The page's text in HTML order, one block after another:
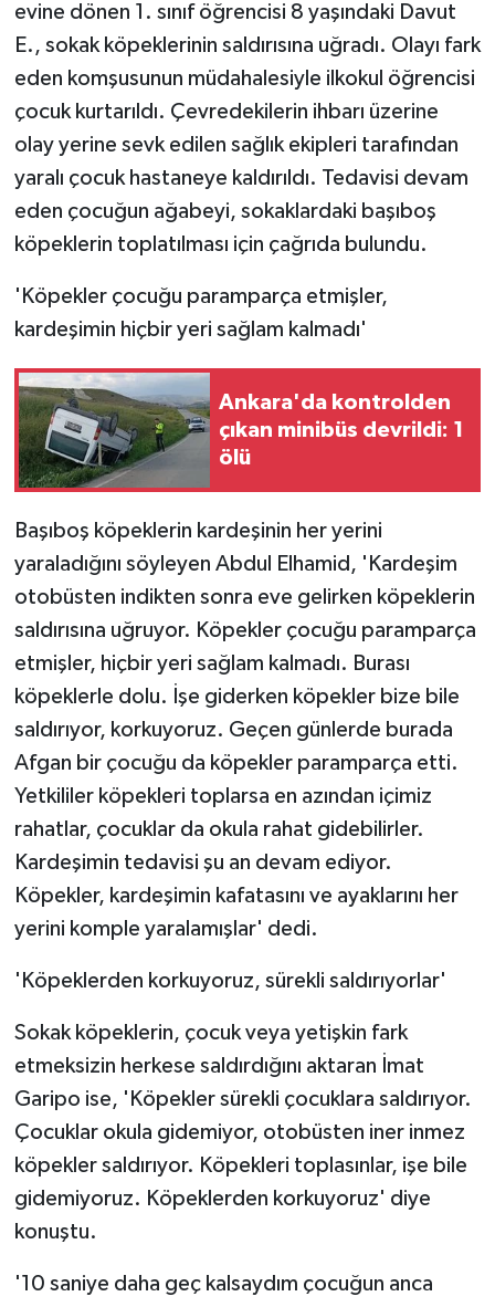
evine dönen 1. sınıf öğrencisi 8 yaşındaki Davut
E., sokak köpeklerinin saldırısına uğradı. Olayı fark
eden komşusunun müdahalesiyle ilkokul öğrencisi
çocuk kurtarıldı. Çevredekilerin ihbarı üzerine
olay yerine sevk edilen sağlık ekipleri tarafından
yaralı çocuk hastaneye kaldırıldı. Tedavisi devam
eden çocuğun ağabeyi, sokaklardaki başıboş
köpeklerin toplatılması için çağrıda bulundu.
'Köpekler çocuğu paramparça etmişler,
kardeşimin hiçbir yeri sağlam kalmadı'
Ankara'da kontrolden
çıkan minibüs devrildi: 1
ölü
Başıboş köpeklerin kardeşinin her yerini
yaraladığını söyleyen Abdul Elhamid, 'Kardeşim
otobüsten indikten sonra eve gelirken köpeklerin
saldırısına uğruyor. Köpekler çocuğu paramparça
etmişler, hiçbir yeri sağlam kalmadı. Burası
köpeklerle dolu. İşe giderken köpekler bize bile
saldırıyor, korkuyoruz. Geçen günlerde burada
Afgan bir çocuğu da köpekler paramparça etti.
Yetkililer köpekleri toplarsa en azından içimiz
rahatlar, çocuklar da okula rahat gidebilirler.
Kardeşimin tedavisi şu an devam ediyor.
Köpekler, kardeşimin kafatasını ve ayaklarını her
yerini komple yaralamışlar' dedi.
'Köpeklerden korkuyoruz, sürekli saldırıyorlar'
Sokak köpeklerin, çocuk veya yetişkin fark
etmeksizin herkese saldırdığını aktaran İmat
Garipo ise, 'Köpekler sürekli çocuklara saldırıyor.
Çocuklar okula gidemiyor, otobüsten iner inmez
köpekler saldırıyor. Köpekleri toplasınlar, işe bile
gidemiyoruz. Köpeklerden korkuyoruz' diye
konuştu.
'10 saniye daha geç kalsaydım çocuğun anca